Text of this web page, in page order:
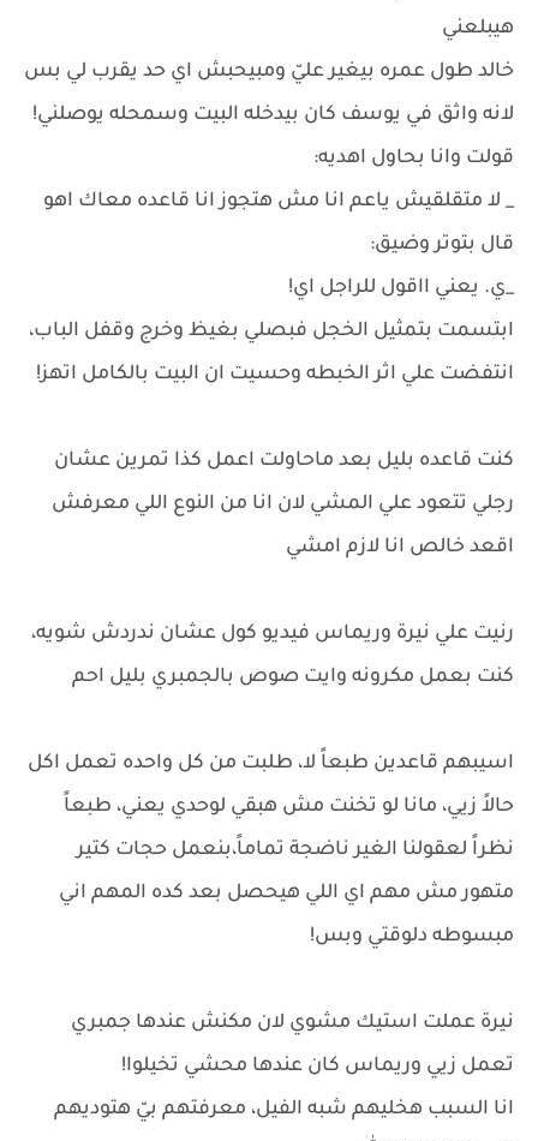
هيبلعني
خالد طول عمره بيغير عليّ ومبيحبش اي حد يقرب لي بس
لانه واثق في يوسف كان بيدخله البيت وسمحله يوصلني!
قولت وانا بحاول اهديه:
_ لا متقلقيش ياعم انا مش هتجوز انا قاعده معاك اهو
قال بتوتر وضيق:
_ي. يعني ااقول للراجل اي!
ابتسمت بتمثيل الخجل فبصلي بغيظ وخرج وقفل الباب،
انتفضت علي اثر الخبطه وحسيت ان البيت بالكامل اتهز!
كنت قاعده بليل بعد ماحاولت اعمل كذا تمرين عشان
رجلي تتعود علي المشي لان انا من النوع اللي معرفش
اقعد خالص انا لازم امشي
رنيت علي نيرة وريماس فيديو كول عشان ندردش شويه،
كنت بعمل مكرونه وايت صوص بالجمبري بليل احم
اسيبهم قاعدين طبعاً لا، طلبت من كل واحده تعمل اكل
حالاً زيي، مانا لو تخنت مش هبقي لوحدي يعني، طبعاً
نظراً لعقولنا الغير ناضجة تماماً،بنعمل حجات كتير
متهور مش مهم اي اللي هيحصل بعد كده المهم اني
مبسوطه دلوقتي وبس!
نيرة عملت استيك مشوي لان مكنش عندها جمبري
تعمل زيي وريماس كان عندها محشي تخيلوا!
انا السبب هخليهم شبه الفيل، معرفتهم بيّ هتوديهم